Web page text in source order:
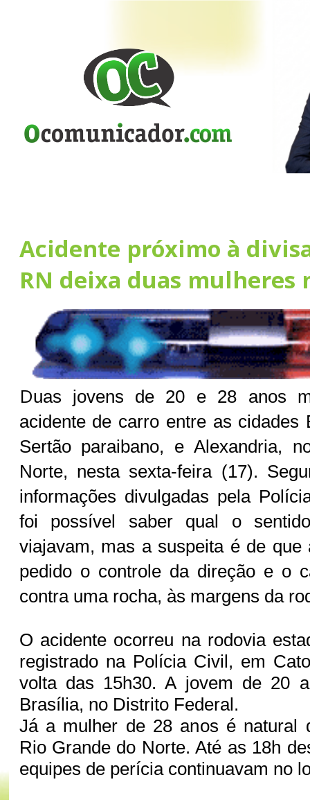
Acidente próximo à
RN deixa duas mulheres
Duas jovens de 20 e 28 anos
acidente de carro entre as cidades
Sertão paraibano, e Alexandria,
Norte, nesta sexta-feira (17).
informações divulgadas pela
foi possível saber qual o
viajavam, mas a suspeita é de que
pedido o controle da direção e o
contra uma rocha, às margens da
O acidente ocorreu na rodovia
registrado na Polícia Civil, em
volta das 15h30. A jovem de 20
Brasília, no Distrito Federal.
Já a mulher de 28 anos é natural
Rio Grande do Norte. Até as 18h
equipes de perícia continuavam no